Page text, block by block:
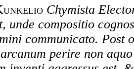
Chymista
unde compositio
communicato. Post
perire non